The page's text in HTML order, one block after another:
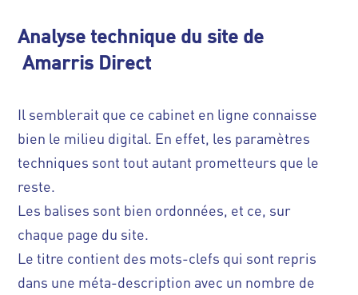
Analyse technique du site de
Amarris Direct
Il semblerait que ce cabinet en ligne connaisse
bien le milieu digital. En effet, les paramètres
techniques sont tout autant prometteurs que le
reste.
Les balises sont bien ordonnées, et ce, sur
chaque page du site.
Le titre contient des mots-clefs qui sont repris
dans une méta-description avec un nombre de